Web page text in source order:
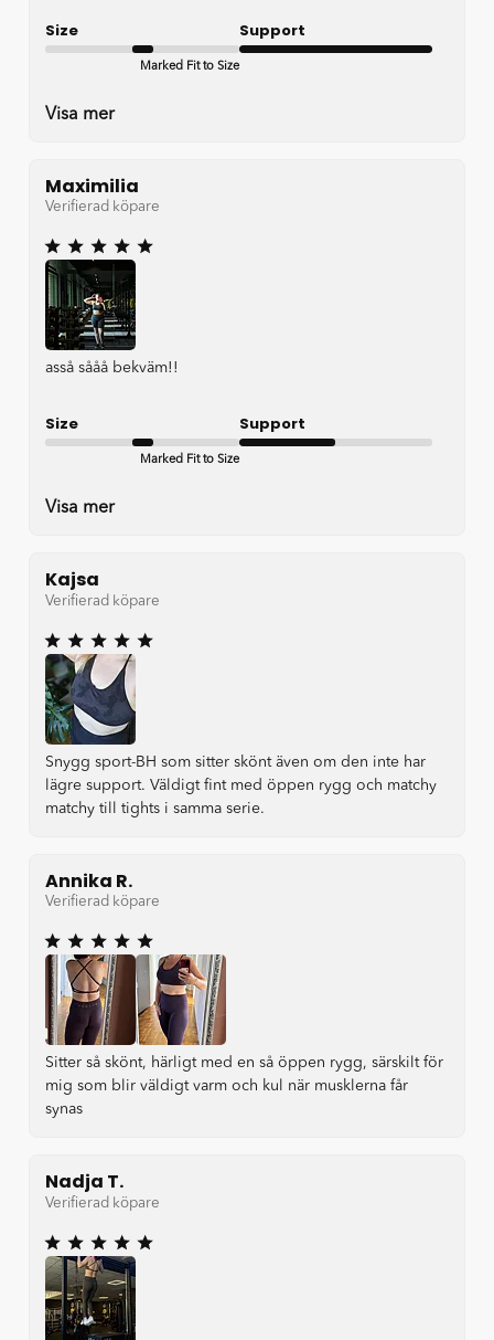
Size
Marked Fit to Size
Support
Visa mer
Maximilia
Verifierad köpare
asså sååå bekväm!!
Size
Marked Fit to Size
Support
Visa mer
Kajsa
Verifierad köpare
Snygg sport-BH som sitter skönt även om den inte har
lägre support. Väldigt fint med öppen rygg och matchy
matchy till tights i samma serie.
Annika R.
Verifierad köpare
Sitter så skönt, härligt med en så öppen rygg, särskilt för
mig som blir väldigt varm och kul när musklerna får
synas
Nadja T.
Verifierad köpare